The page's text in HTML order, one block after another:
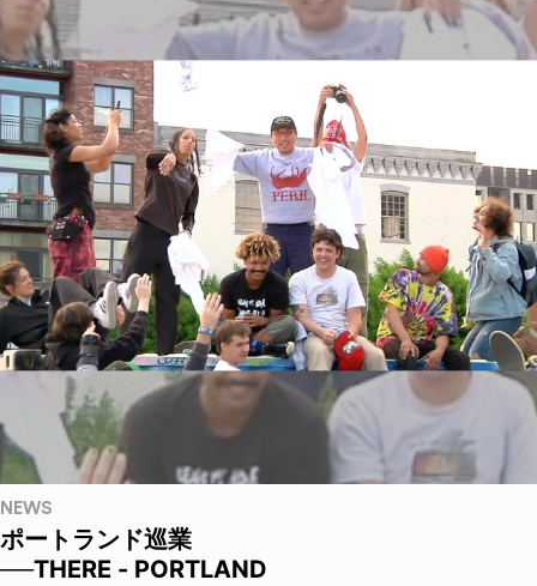
NEWS
ポートランド巡業
──THERE - PORTLAND